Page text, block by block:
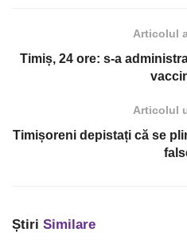
Articolul
Timiș, 24 ore: s-a
Articolul
Timișoreni depistați că se
Știri Similare